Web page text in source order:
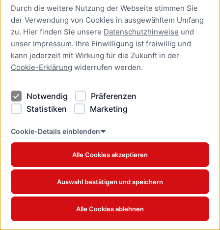
Durch die weitere Nutzung der Webseite stimmen Sie
der Verwendung von Cookies in ausgewähltem Umfang
zu. Hier finden Sie unsere Datenschutzhinweise und
unser Impressum. Ihre Einwilligung ist freiwillig und
kann jederzeit mit Wirkung für die Zukunft in der
Cookie-Erklärung widerrufen werden.
Notwendig
Präferenzen
Statistiken
Marketing
Cookie-Details einblenden
Alle Cookies akzeptieren
Auswahl bestätigen und speichern
Alle Cookies ablehnen
Arbeitsplatzsuche nach
Anerkennung ausländischer
Berufsqualifikationen
beantragen
Online-Dienst
Aufenthaltserlaubnis zur
Beschäftigung als Beamter
bei einem deutschen
Dienstherrn beantragen
Aufenthaltserlaubnis zur
Beschäftigung in einem
Beamtenverhältnis bei
einem deutschen
Dienstherrn verlängern
Online-Dienst